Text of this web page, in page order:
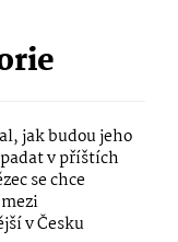
jak budou jeho
v příštích
se chce
v Česku